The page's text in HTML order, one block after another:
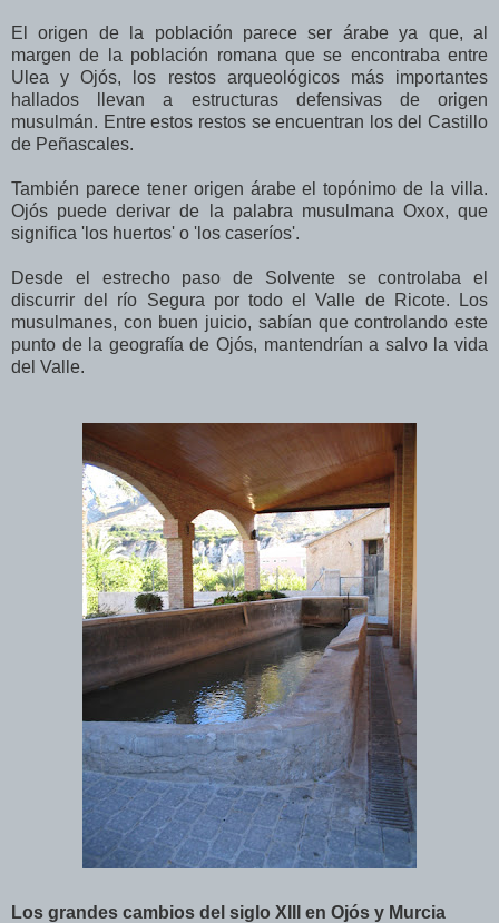
El origen de la población parece ser árabe ya que, al
margen de la población romana que se encontraba entre
Ulea y Ojós, los restos arqueológicos más importantes
hallados llevan a estructuras defensivas de origen
musulmán. Entre estos restos se encuentran los del Castillo
de Peñascales.
También parece tener origen árabe el topónimo de la villa.
Ojós puede derivar de la palabra musulmana Oxox, que
significa 'los huertos' o 'los caseríos'.
Desde el estrecho paso de Solvente se controlaba el
discurrir del río Segura por todo el Valle de Ricote. Los
musulmanes, con buen juicio, sabían que controlando este
punto de la geografía de Ojós, mantendrían a salvo la vida
del Valle.
Los grandes cambios del siglo XIII en Ojós y Murcia